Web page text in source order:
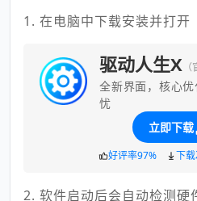
1. 在电脑中下载安装并打开
驱动人生X
全新界面，核心
忧
立即下载
好评率97% 下
2. 软件启动后会自动检测硬